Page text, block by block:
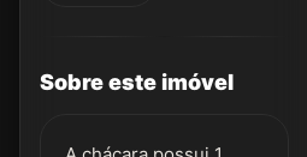
Sobre este imóvel